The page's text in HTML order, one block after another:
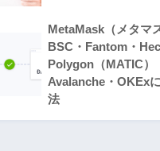
MetaMask（メタマ
BSC・Fantom・
Polygon（MATIC）
Avalanche・OKEx
法